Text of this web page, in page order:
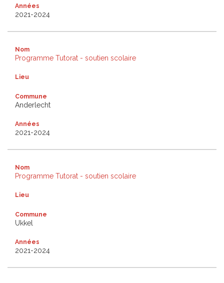
Années
2021-2024
Nom
Programme Tutorat - soutien scolaire
Lieu
Commune
Anderlecht
Années
2021-2024
Nom
Programme Tutorat - soutien scolaire
Lieu
Commune
Ukkel
Années
2021-2024